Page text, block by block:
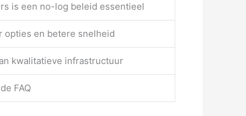
is een no-log beleid essentieel
opties en betere snelheid
kwalitatieve infrastructuur
FAQ